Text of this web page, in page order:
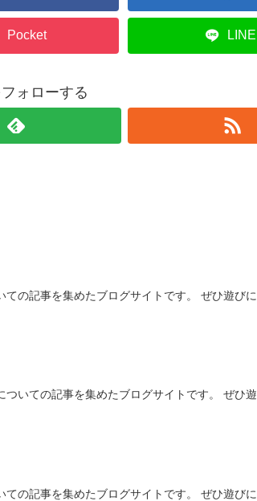
Pocket LINE
ォローする
の記事を集めたブログサイトです。 ぜひ遊び
ついての記事を集めたブログサイトです。 ぜひ
の記事を集めたブログサイトです。 ぜひ遊び